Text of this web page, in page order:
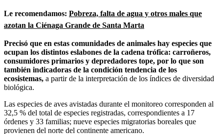
Le recomendamos: Pobreza, falta de agua y otros males que
azotan la Ciénaga Grande de Santa Marta
Precisó que en estas comunidades de animales hay especies que
ocupan los distintos eslabones de la cadena trófica: carroñeros,
consumidores primarios y depredadores tope, por lo que son
también indicadoras de la condición tendencia de los
ecosistemas, a partir de la interpretación de los índices de diversidad
biológica.
Las especies de aves avistadas durante el monitoreo corresponden al
32,5 % del total de especies registradas, correspondientes a 17
órdenes y 33 familias; nueve especies migratorias boreales que
provienen del norte del continente americano.